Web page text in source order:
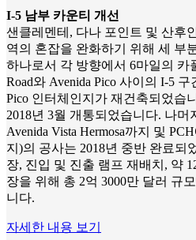
I-5 남부 카운티 개선
샌클레멘테, 다나 포인트 및 산후
역의 혼잡을 완화하기 위해 세 부
하나로서 각 방향에서 6마일의 카
Road와 Avenida Pico 사이의 I-5
Pico 인터체인지가 재건축되었습
2018년 3월 개통되었습니다. 나머
Avenida Vista Hermosa까지 및
지)의 공사는 2018년 중반 완료되
장, 진입 및 진출 램프 재배치, 약
장을 위해 총 2억 3000만 달러 규
니다.
자세한 내용 보기